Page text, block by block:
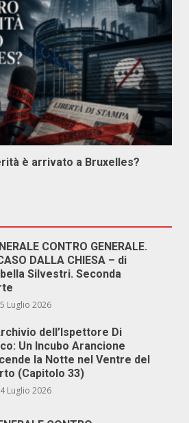
è arrivato a Bruxelles?
CONTRO GENERALE.
DALLA CHIESA – di
Silvestri. Seconda
Luglio 2026
dell’Ispettore Di
Un Incubo Arancione
la Notte nel Ventre del
(Capitolo 33)
Luglio 2026